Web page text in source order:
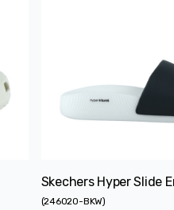
Skechers Hyper Slide
(246020-BKW)